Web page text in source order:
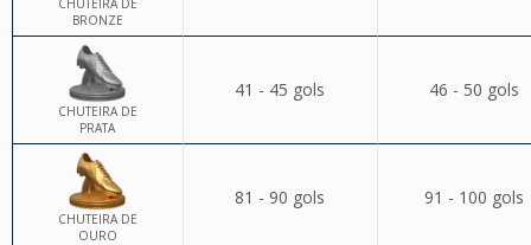
CHUTEIRA DE
BRONZE
CHUTEIRA DE
PRATA
41 - 45 gols 46 - 50 gols
CHUTEIRA DE
OURO
81 - 90 gols 91 - 100 gols